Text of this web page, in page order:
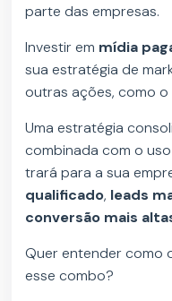
parte das empresas.
Investir em mídia
sua estratégia de
outras ações, como o
Uma estratégia
combinada com o
trará para a sua
qualificado, leads
conversão mais
Quer entender como
esse combo?